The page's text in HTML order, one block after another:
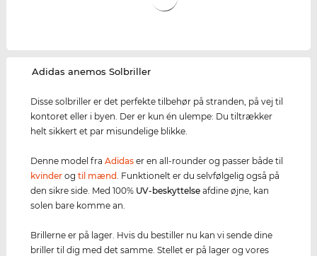
‌Adidas anemos Solbriller
Disse solbriller er det perfekte tilbehør på stranden, på vej til
kontoret eller i byen. Der er kun én ulempe: Du tiltrækker
helt sikkert et par misundelige blikke.
Denne model fraAdidas er en all-rounder og passer både til
kvinder ogtil mænd . Funktionelt er du selvfølgelig også på
den sikre side. Med 100% UV-beskyttelse afdine øjne, kan
solen bare komme an.
Brillerne er på lager. Hvis du bestiller nu kan vi sende dine
briller til dig med det samme. Stellet er på lager og vores